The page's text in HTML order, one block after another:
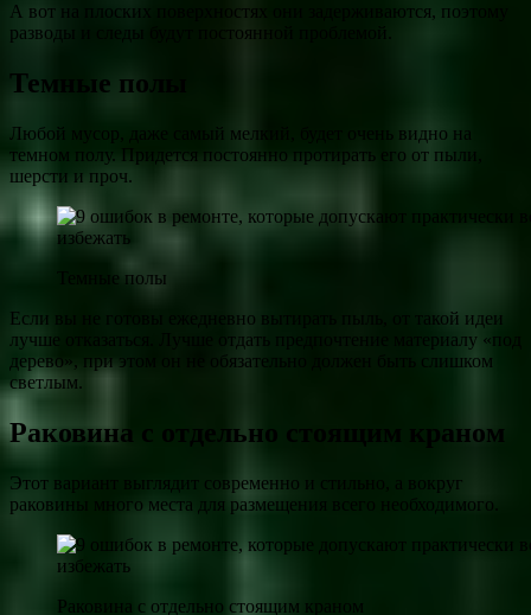
А вот на плоских поверхностях они задерживаются, поэтому
разводы и следы будут постоянной проблемой.
Темные полы
Любой мусор, даже самый мелкий, будет очень видно на
темном полу. Придется постоянно протирать его от пыли,
шерсти и проч.
Темные полы
Если вы не готовы ежедневно вытирать пыль, от такой идеи
лучше отказаться. Лучше отдать предпочтение материалу «под
дерево», при этом он не обязательно должен быть слишком
светлым.
Раковина с отдельно стоящим краном
Этот вариант выглядит современно и стильно, а вокруг
раковины много места для размещения всего необходимого.
Раковина с отдельно стоящим краном